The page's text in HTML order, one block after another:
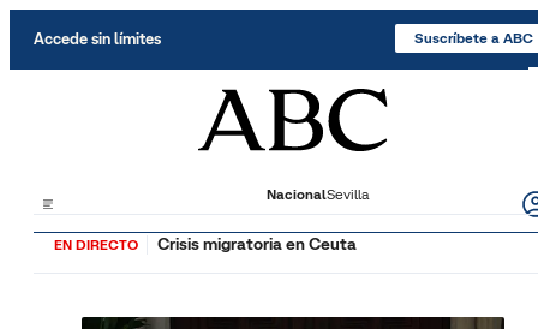
Accede sin límites Suscríbete a ABC
NacionalSevilla
EN DIRECTO Crisis migratoria en Ceuta